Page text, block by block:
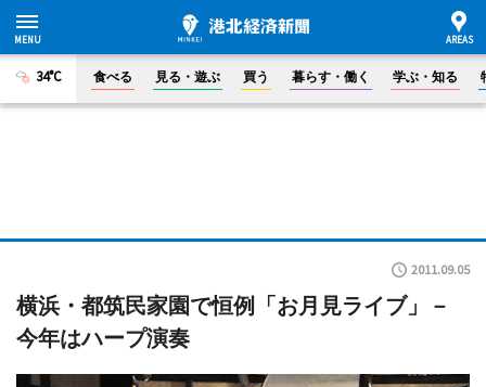
34°C 食べる 見る・遊ぶ 買う 暮らす・働く 学ぶ・知る
2011.09.05
横浜・都筑民家園で恒例「お月見ライブ」－
今年はハープ演奏